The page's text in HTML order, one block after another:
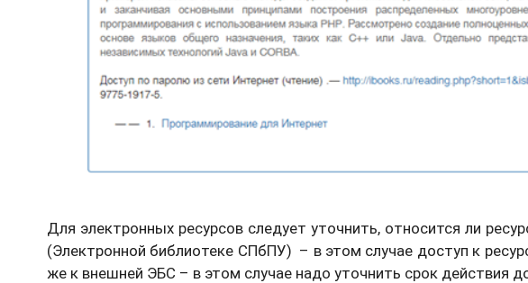
Для электронных ресурсов следует уточнить, относится ли
(Электронной библиотеке СПбПУ) – в этом случае доступ к
же к внешней ЭБС – в этом случае надо уточнить срок действия